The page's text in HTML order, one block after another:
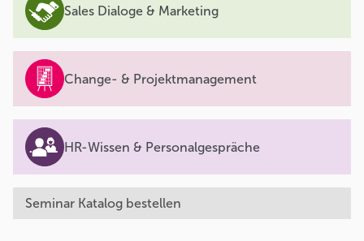
Sales Dialoge & Marketing
Change- & Projektmanagement
HR-Wissen & Personalgespräche
Seminar Katalog bestellen